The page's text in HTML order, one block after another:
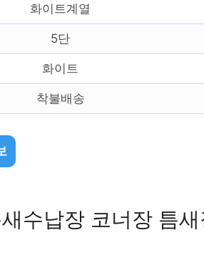
화이트계열
5단
화이트
착불배송
수납장 코너장 틈